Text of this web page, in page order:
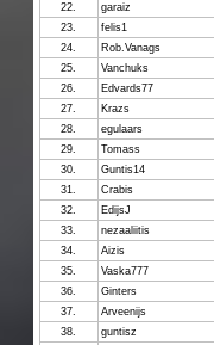
22.
garaiz
23.
felis1
24.
Rob.Vanags
25.
Vanchuks
26.
Edvards77
27.
Krazs
28.
egulaars
29.
Tomass
30.
Guntis14
31.
Crabis
32.
EdijsJ
33.
nezaaliitis
34.
Aizis
35.
Vaska777
36.
Ginters
37.
Arveenijs
38.
guntisz